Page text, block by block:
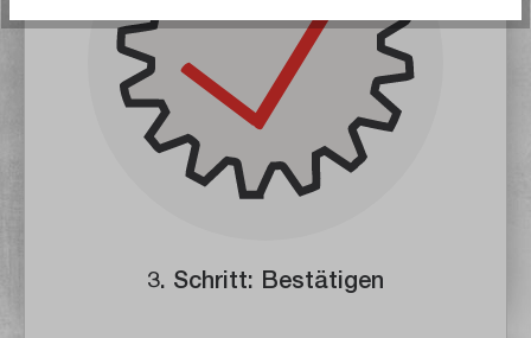
3. Schritt: Bestätigen